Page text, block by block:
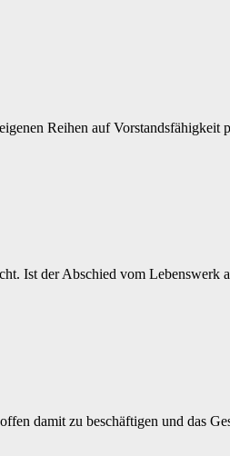
Reihen auf Vorstandsfähigkeit
Ist der Abschied vom Lebenswerk
damit zu beschäftigen und das